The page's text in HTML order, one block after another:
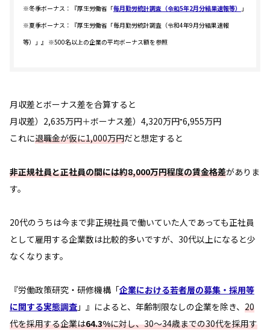
※冬季ボーナス：『厚生労働省「毎月勤労統計調査（令和5年2月分結果速報等） 」
※夏季ボーナス：『厚生労働省「毎月勤労統計調査（令和4年9月分結果速報
等）」』 ※500名以上の企業の平均ボーナス額を参照
月収差とボーナス差を合算すると
月収差）2,635万円＋ボーナス差）4,320万円⁼6,955万円
これに退職金が仮に1,000万円だと想定すると
非正規社員と正社員の間には約8,000万円程度の賃金格差がありま
す。
20代のうちは今まで非正規社員で働いていた人であっても正社員
として雇用する企業数は比較的多いですが、30代以上になると少
なくなります。
『労働政策研究・研修機構「企業における若者層の募集・採用等
に関する実態調査 」』によると、年齢制限なしの企業を除き、 20
代を採用する企業は64.3%に対し、30～34歳までの30代を採用す